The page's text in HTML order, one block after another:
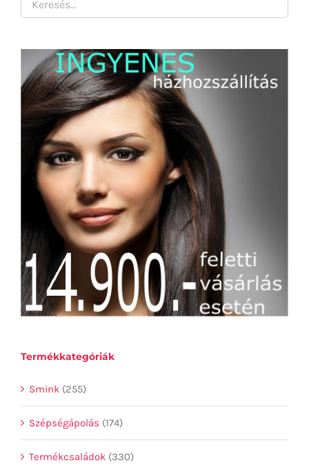
Termékkategóriák
Smink (255)
Szépségápolás (174)
Termékcsaládok (330)